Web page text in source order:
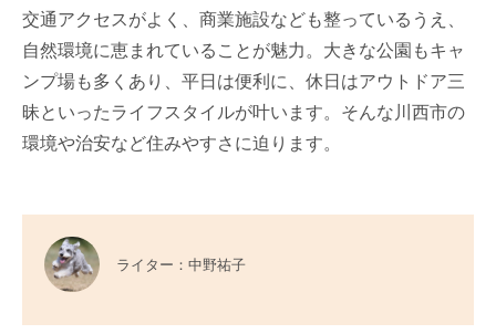
交通アクセスがよく、商業施設なども整っているうえ、
自然環境に恵まれていることが魅力。大きな公園もキャ
ンプ場も多くあり、平日は便利に、休日はアウトドア三
昧といったライフスタイルが叶います。そんな川西市の
環境や治安など住みやすさに迫ります。
ライター：中野祐子